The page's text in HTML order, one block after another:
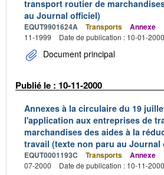
transport routier de
au Journal officiel)
EQUT9901624A Transports Annexe
11-1999
Date de publication : 10-01-2000
Document principal
Publié le : 10-11-2000
Annexes à la circulaire du 19
l'application aux entreprises de
marchandises des aides à la
travail (texte non paru au Journal
EQUT0001193C Transports Annexe
07-2000
Date de publication : 10-11-2000